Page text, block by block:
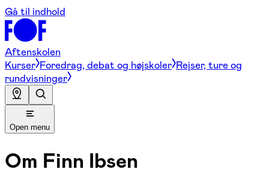
Gå til indhold
Aftenskolen
Kurser Foredrag, debat og højskoler Rejser, ture og
rundvisninger
Open menu
Om Finn Ibsen